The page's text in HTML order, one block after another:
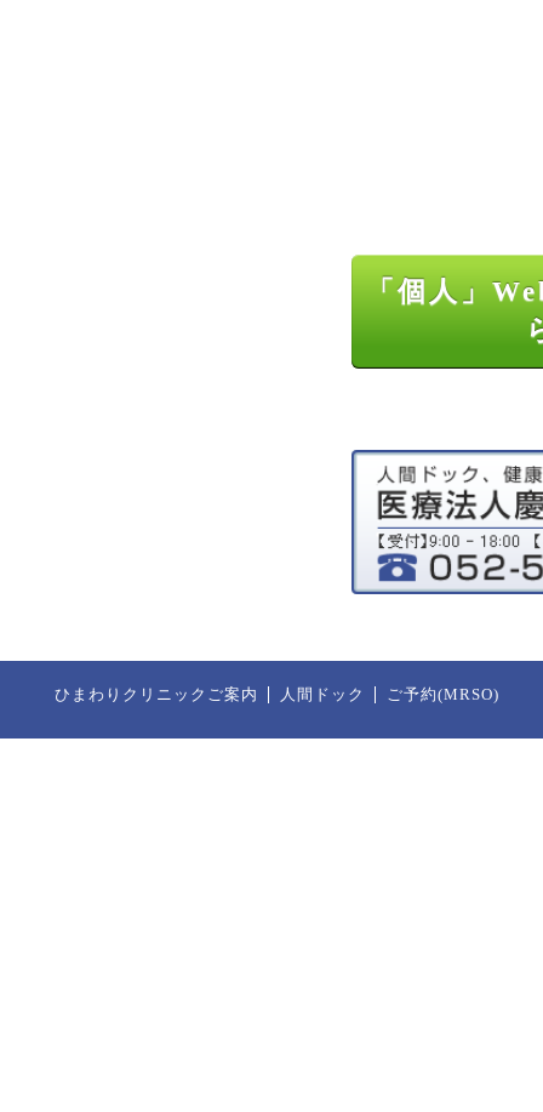
「個人」
ひまわりクリニックご案内 人間ドック ご予約(MRSO)